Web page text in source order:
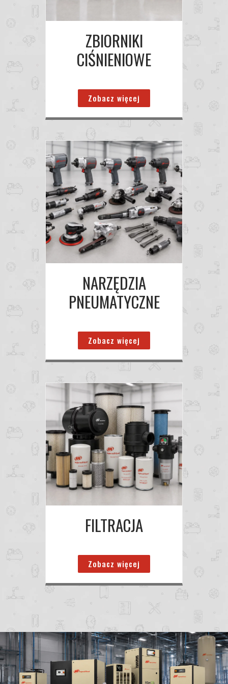
ZBIORNIKI
CIŚNIENIOWE
Zobacz więcej
NARZĘDZIA
PNEUMATYCZNE
Zobacz więcej
FILTRACJA
Zobacz więcej